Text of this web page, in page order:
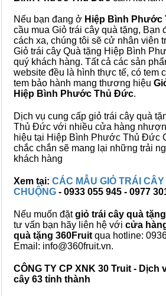
Nếu bạn đang ở Hiệp Bình
cầu mua Giỏ trái cây quà tặng, Bạn
cách xa, chúng tôi sẽ cử nhân viên
Giỏ trái cây Quà tặng Hiệp Bình
quý khách hàng. Tất cả các sản
website đều là hình thực tế, có tem
tem bảo hành mang thương hiệu
Hiệp Bình Phước Thủ Đức.
Dịch vụ cung cấp giỏ trái cây quà
Thủ Đức với nhiều cửa hàng
hiệu tại Hiệp Bình Phước Thủ Đức
chắc chắn sẽ mang lại những trải
khách hàng
Xem tại: CÁC MẪU GIỎ TRÁI
CHUỘNG - 0933 055 945 - 0977
Nếu muốn đặtgiỏ trái cây quà tặng
tư vấn bạn hãy liên hệ với cửa
quà tặng 360Fruit qua hotline:
Email: info@360fruit.vn.
CÔNG TY CP XNK 30 Truit - Dịch
cây 63 tỉnh thành